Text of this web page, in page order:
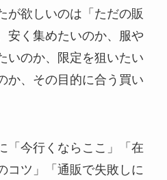
が欲しいのは「ただの販
安く集めたいのか、服や
いのか、限定を狙いたい
か、その目的に合う買い
「今行くならここ」「在
コツ」「通販で失敗しに